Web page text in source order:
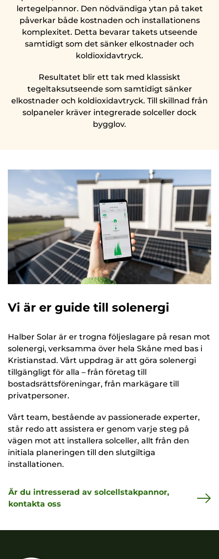
lertegelpannor. Den nödvändiga ytan på taket
påverkar både kostnaden och installationens
komplexitet. Detta bevarar takets utseende
samtidigt som det sänker elkostnader och
koldioxidavtryck.
Resultatet blir ett tak med klassiskt
tegeltaksutseende som samtidigt sänker
elkostnader och koldioxidavtryck. Till skillnad från
solpaneler kräver integrerade solceller dock
bygglov.
Vi är er guide till solenergi
Halber Solar är er trogna följeslagare på resan mot
solenergi, verksamma över hela Skåne med bas i
Kristianstad. Vårt uppdrag är att göra solenergi
tillgängligt för alla – från företag till
bostadsrättsföreningar, från markägare till
privatpersoner.
Vårt team, bestående av passionerade experter,
står redo att assistera er genom varje steg på
vägen mot att installera solceller, allt från den
initiala planeringen till den slutgiltiga
installationen.
Är du intresserad av solcellstakpannor,
kontakta oss